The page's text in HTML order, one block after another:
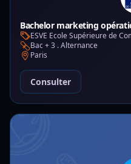
Bachelor marketing
ESVE Ecole Supérieure de
Bac + 3 . Alternance
Paris
Consulter